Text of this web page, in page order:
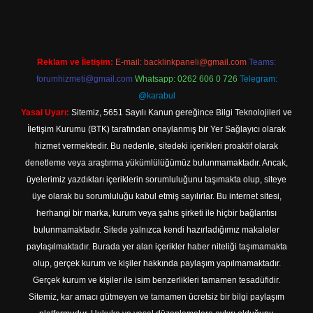
Reklam ve İletişim: E-mail: backlinkpaneli@gmail.com Teams:
forumhizmeti@gmail.com Whatsapp: 0262 606 0 726 Telegram:
@karabul
Yasal Uyarı: Sitemiz, 5651 Sayılı Kanun gereğince Bilgi Teknolojileri ve
İletişim Kurumu (BTK) tarafından onaylanmış bir Yer Sağlayıcı olarak
hizmet vermektedir. Bu nedenle, sitedeki içerikleri proaktif olarak
denetleme veya araştırma yükümlülüğümüz bulunmamaktadır. Ancak,
üyelerimiz yazdıkları içeriklerin sorumluluğunu taşımakta olup, siteye
üye olarak bu sorumluluğu kabul etmiş sayılırlar. Bu internet sitesi,
herhangi bir marka, kurum veya şahıs şirketi ile hiçbir bağlantısı
bulunmamaktadır. Sitede yalnızca kendi hazırladığımız makaleler
paylaşılmaktadır. Burada yer alan içerikler haber niteliği taşımamakta
olup, gerçek kurum ve kişiler hakkında paylaşım yapılmamaktadır.
Gerçek kurum ve kişiler ile isim benzerlikleri tamamen tesadüfidir.
Sitemiz, kar amacı gütmeyen ve tamamen ücretsiz bir bilgi paylaşım